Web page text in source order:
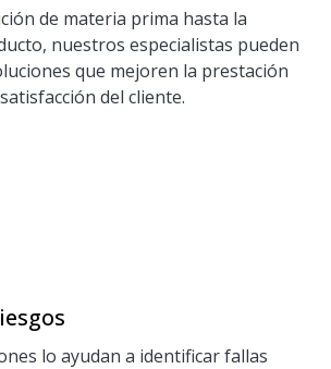
de materia prima hasta la
nuestros especialistas pueden
que mejoren la prestación
del cliente.
lo ayudan a identificar fallas